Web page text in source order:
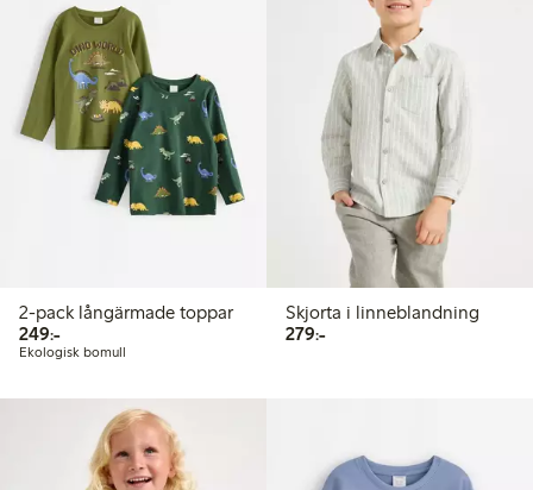
2-pack långärmade toppar
249:-249,00 kr
Ekologisk bomull
Skjorta i linneblandning
279:-279,00 kr